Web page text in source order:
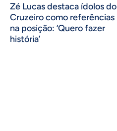
Zé Lucas destaca ídolos do
Cruzeiro como referências
na posição: ‘Quero fazer
história’